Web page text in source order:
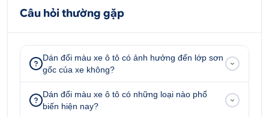
Câu hỏi thường gặp
Dán đổi màu xe ô tô có ảnh hưởng đến lớp sơn
gốc của xe không?
Dán đổi màu xe ô tô có những loại nào phổ
biến hiện nay?